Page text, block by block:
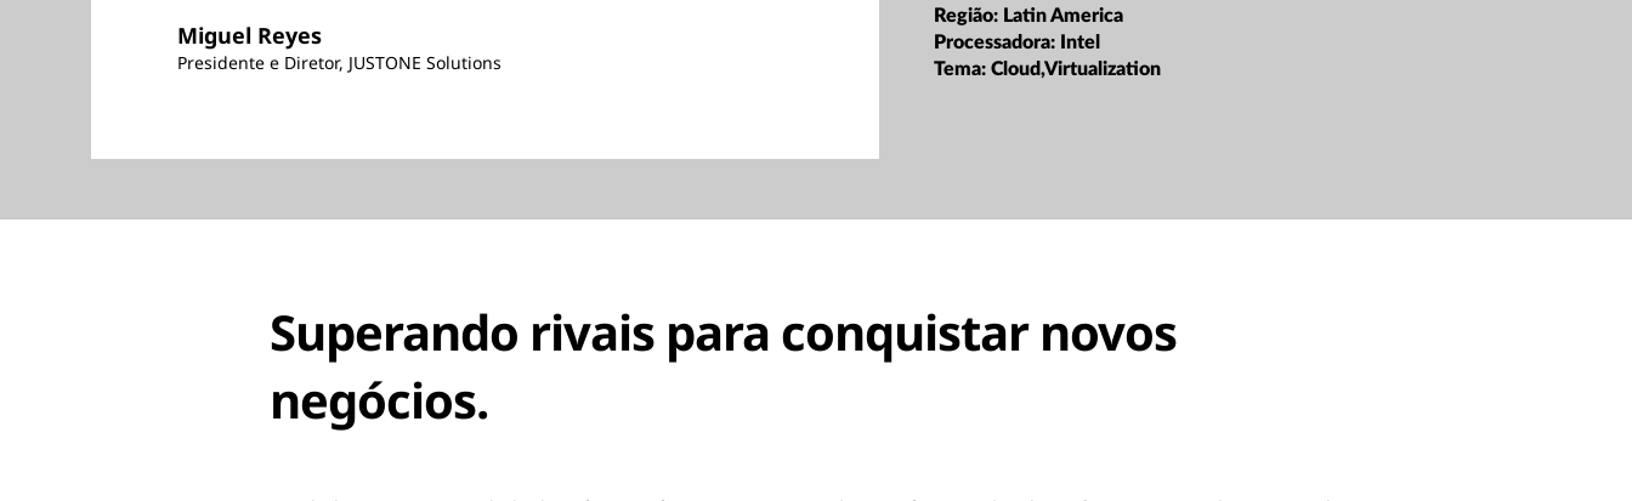
Miguel Reyes
Presidente e Diretor, JUSTONE Solutions
Região: Latin America
Processadora: Intel
Tema:Cloud,Virtualization
Superando rivais para conquistar novos
negócios.